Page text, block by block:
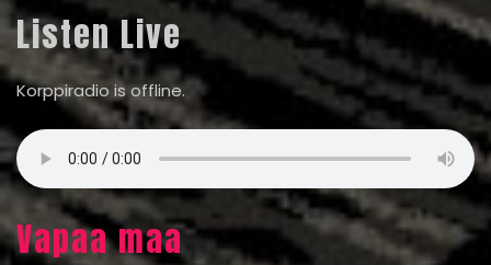
Listen Live
Korppiradio is offline.
Vapaa maa